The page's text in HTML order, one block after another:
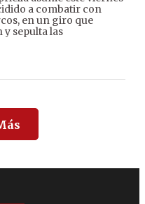
a combatir con
en un giro que
y sepulta las